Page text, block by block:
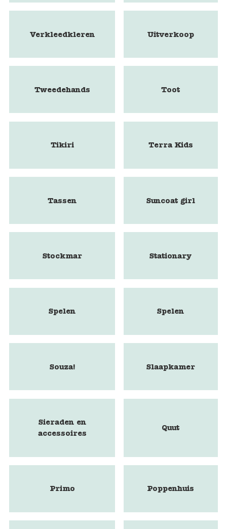
Verkleedkleren Uitverkoop
Tweedehands Toot
Tikiri Terra Kids
Tassen Suncoat girl
Stockmar Stationary
Spelen Spelen
Souza! Slaapkamer
Sieraden en
accessoires
Quut
Primo Poppenhuis